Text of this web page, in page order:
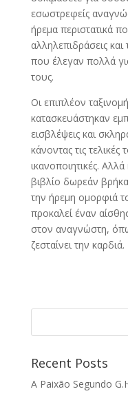
εσωστρεφείς
ήρεμα περιστατικά
αλληλεπιδράσεις
που έλεγαν πολλά
τους.
Οι επιπλέον
κατασκευάστηκαν
εισβλέψεις και
κάνοντας τις
ικανοποιητικές.
βιβλίο δωρεάν
την ήρεμη ομορφιά
προκαλεί έναν
στον αναγνώστη,
ζεσταίνει την καρδιά.
Recent Posts
A Paixão Segundo